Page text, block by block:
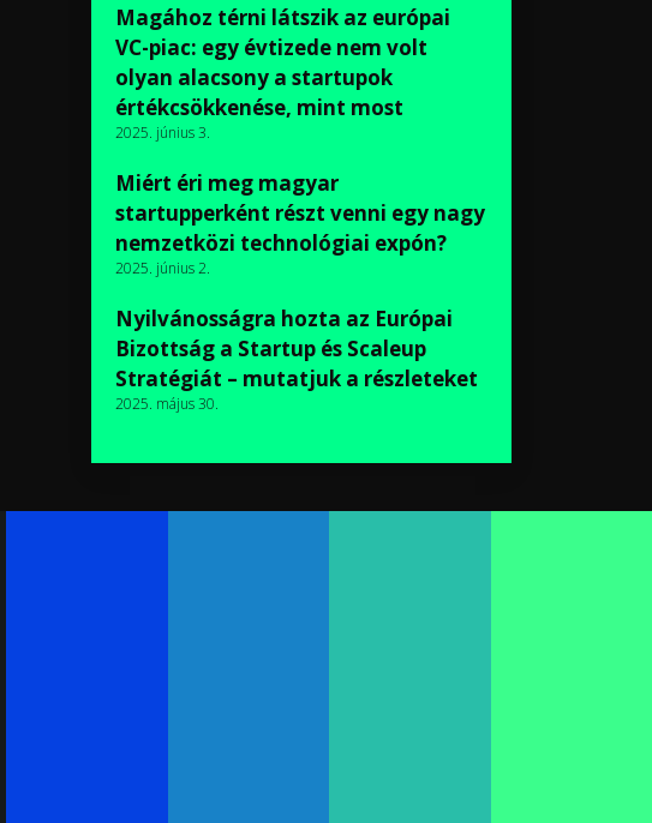
Magához térni látszik az európai
VC-piac: egy évtizede nem volt
olyan alacsony a startupok
értékcsökkenése, mint most
2025. június 3.
Miért éri meg magyar
startupperként részt venni egy nagy
nemzetközi technológiai expón?
2025. június 2.
Nyilvánosságra hozta az Európai
Bizottság a Startup és Scaleup
Stratégiát – mutatjuk a részleteket
2025. május 30.